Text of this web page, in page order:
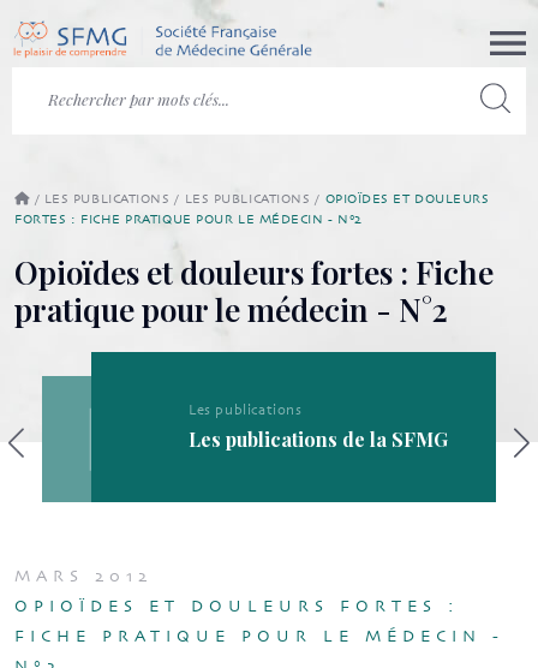
/ LES PUBLICATIONS / LES PUBLICATIONS / OPIOÏDES ET DOULEURS
FORTES : FICHE PRATIQUE POUR LE MÉDECIN - N°2
Opioïdes et douleurs fortes : Fiche
pratique pour le médecin - N°2
Les publications
Les publications de la SFMG
MARS 2012
OPIOÏDES ET DOULEURS FORTES :
FICHE PRATIQUE POUR LE MÉDECIN -